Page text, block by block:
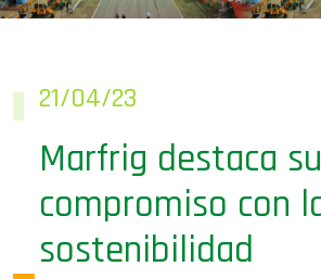
compromiso con la
sostenibilidad